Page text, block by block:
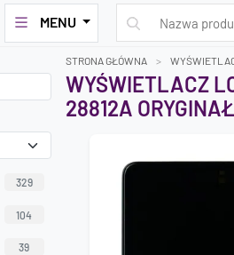
MENU
329
104
39
STRONA GŁÓWNA
WYŚWIETLACZ
28812A